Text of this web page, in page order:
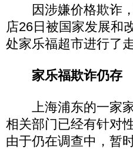
因涉嫌价格欺诈，
店26日被国家发展和
处家乐福超市进行了
家乐福欺诈仍存
上海浦东的一家家
相关部门已经有针对
由于仍在调查中，暂